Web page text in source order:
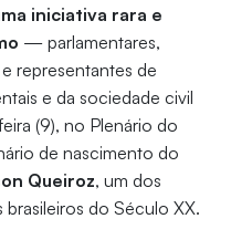
iniciativa rara e
— parlamentares,
representantes de
e da sociedade civil
(9), no Plenário do
de nascimento do
Queiroz, um dos
do Século XX.